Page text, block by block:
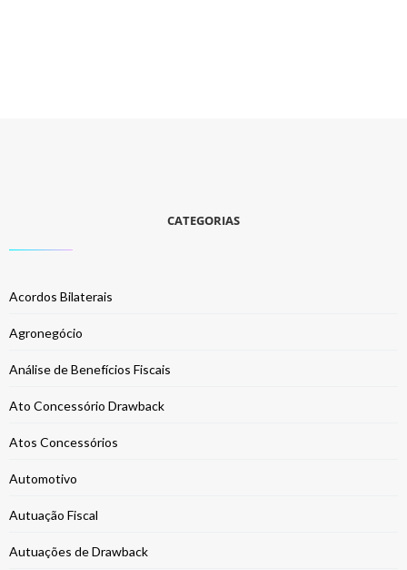
CATEGORIAS
Acordos Bilaterais
Agronegócio
Análise de Benefícios Fiscais
Ato Concessório Drawback
Atos Concessórios
Automotivo
Autuação Fiscal
Autuações de Drawback